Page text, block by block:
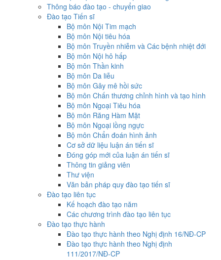
Thông báo đào tạo - chuyển giao
Đào tạo Tiến sĩ
Bộ môn Nội Tim mạch
Bộ môn Nội tiêu hóa
Bộ môn Truyền nhiễm và Các bệnh nhiệt đới
Bộ môn Nội hô hấp
Bộ môn Thần kinh
Bộ môn Da liễu
Bộ môn Gây mê hồi sức
Bộ môn Chấn thương chỉnh hình và tạo hình
Bộ môn Ngoại Tiêu hóa
Bộ môn Răng Hàm Mặt
Bộ môn Ngoại lồng ngực
Bộ môn Chẩn đoán hình ảnh
Cơ sở dữ liệu luận án tiến sĩ
Đóng góp mới của luận án tiến sĩ
Thông tin giảng viên
Thư viện
Văn bản pháp quy đào tạo tiến sĩ
Đào tạo liên tục
Kế hoạch đào tạo năm
Các chương trình đào tạo liên tục
Đào tạo thực hành
Đào tạo thực hành theo Nghị định 16/NĐ-CP
Đào tạo thực hành theo Nghị định
111/2017/NĐ-CP